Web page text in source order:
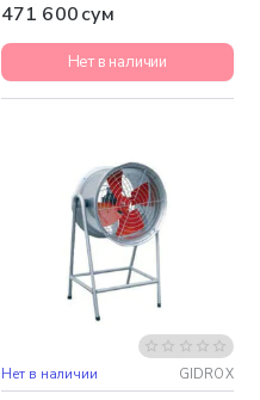
471 600 сум
Нет в наличии
Бесплатная доставка
Нет в наличии GIDROX